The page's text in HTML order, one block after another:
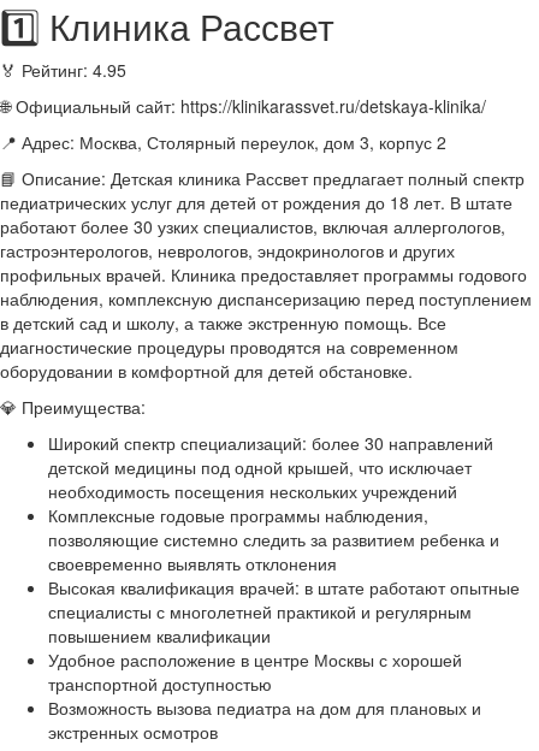
1️⃣ Клиника Рассвет
🏅 Рейтинг: 4.95
🌐 Официальный сайт: https://klinikarassvet.ru/detskaya-klinika/
📍 Адрес: Москва, Столярный переулок, дом 3, корпус 2
📘 Описание: Детская клиника Рассвет предлагает полный спектр
педиатрических услуг для детей от рождения до 18 лет. В штате
работают более 30 узких специалистов, включая аллергологов,
гастроэнтерологов, неврологов, эндокринологов и других
профильных врачей. Клиника предоставляет программы годового
наблюдения, комплексную диспансеризацию перед поступлением
в детский сад и школу, а также экстренную помощь. Все
диагностические процедуры проводятся на современном
оборудовании в комфортной для детей обстановке.
💎 Преимущества:
Широкий спектр специализаций: более 30 направлений
детской медицины под одной крышей, что исключает
необходимость посещения нескольких учреждений
Комплексные годовые программы наблюдения,
позволяющие системно следить за развитием ребенка и
своевременно выявлять отклонения
Высокая квалификация врачей: в штате работают опытные
специалисты с многолетней практикой и регулярным
повышением квалификации
Удобное расположение в центре Москвы с хорошей
транспортной доступностью
Возможность вызова педиатра на дом для плановых и
экстренных осмотров